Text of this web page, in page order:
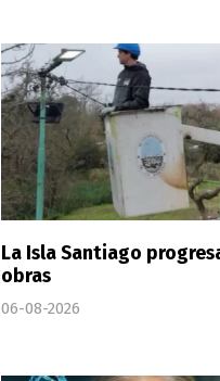
La Isla Santiago
obras
06-08-2026